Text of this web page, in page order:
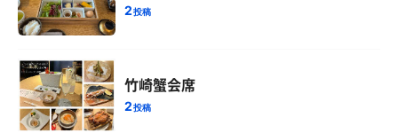
2投稿
竹崎蟹会席
2投稿